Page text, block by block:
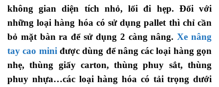
không gian diện tích nhỏ, lối đi hẹp. Đối với
những loại hàng hóa có sử dụng pallet thì chỉ cần
bỏ mặt bàn ra để sử dụng 2 càng nâng. Xe nâng
tay cao mini được dùng để nâng các loại hàng gọn
nhẹ, thùng giấy carton, thùng phuy sắt, thùng
phuy nhựa…các loại hàng hóa có tải trọng dưới